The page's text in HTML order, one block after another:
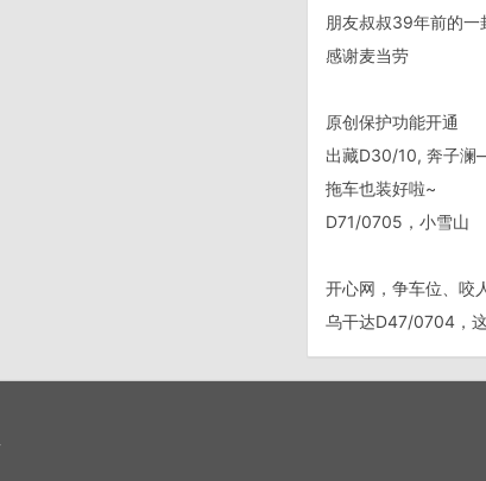
朋友叔叔39年前的一
感谢麦当劳
原创保护功能开通
拖车也装好啦~
D71/0705，小雪山
开心网，争车位、咬
乌干达D47/0704，